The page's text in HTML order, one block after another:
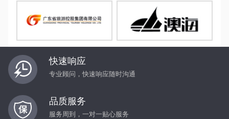
快速响应
专业顾问，快速响应随时沟通
品质服务
服务周到，一对一贴心服务